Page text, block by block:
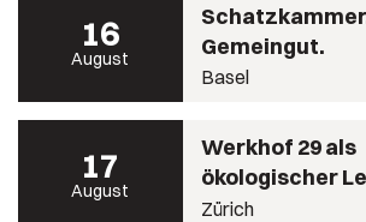
16
August
Gemeingut.
Basel
17
August
Werkhof 29 als
ökologischer
Zürich